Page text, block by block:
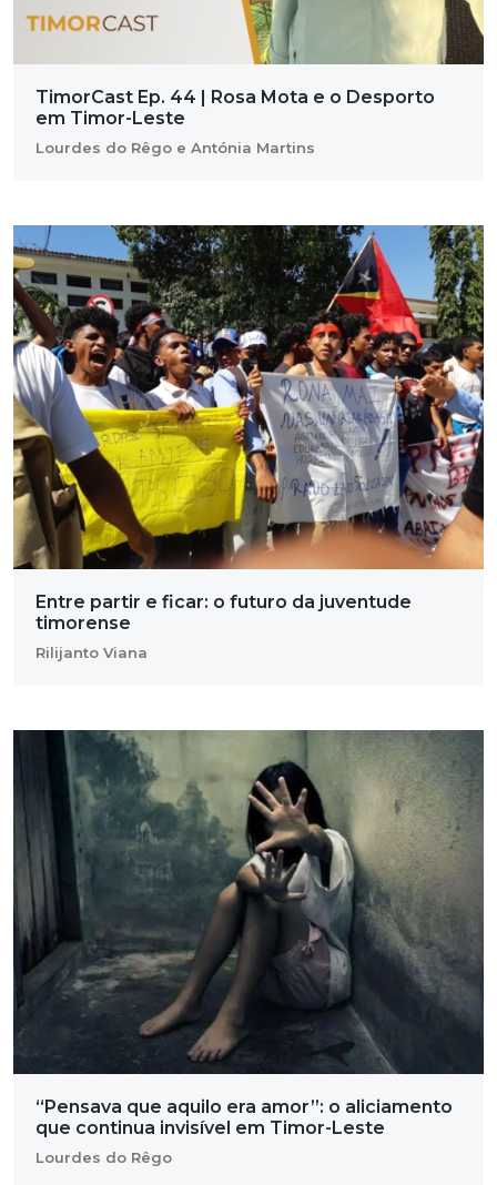
TimorCast Ep. 44 | Rosa Mota e o Desporto
em Timor-Leste
Lourdes do Rêgo e Antónia Martins
Entre partir e ficar: o futuro da juventude
timorense
Rilijanto Viana
“Pensava que aquilo era amor”: o aliciamento
que continua invisível em Timor-Leste
Lourdes do Rêgo